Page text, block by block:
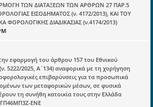
ΤΩΝ ΔΙΑΤΑΞΕΩΝ ΤΩΝ ΑΡΘΡΩΝ 27 ΠΑΡ.5
ΕΙΣΟΔΗΜΑΤΟΣ (ν. 4172/2013), ΚΑΙ ΤΟΥ
ΦΟΡΟΛΟΓΙΚΗΣ ΔΙΑΔΙΚΑΣΙΑΣ (ν.4174/2013)
εφαρμογή του άρθρου 157 του Εθνικού
5222/2025, Α΄134) αναφορικά με τη χορήγηση
επιβαρύνσεις για τα προσωπικά
των μεταφορικών μέσων, σε φυσικά
τη συνήθη κατοικία τους στην Ελλάδα
ΕΝΕ
ΝΣΚ